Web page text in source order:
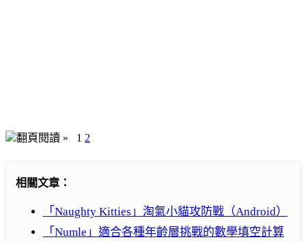
翻頁閱讀 » 1 2
相關文章：
「Naughty Kitties」淘氣小貓攻防戰（Android）
「Numle」適合各種年齡層挑戰的數學填空計算